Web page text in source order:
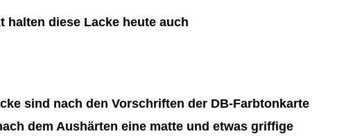
halten diese Lacke heute auch
sind nach den Vorschriften der DB-Farbtonkarte
dem Aushärten eine matte und etwas griffige